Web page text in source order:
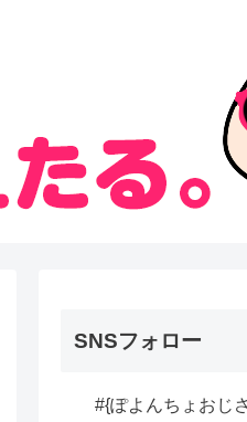
SNSフォロー
#{ぽよんちょおじ